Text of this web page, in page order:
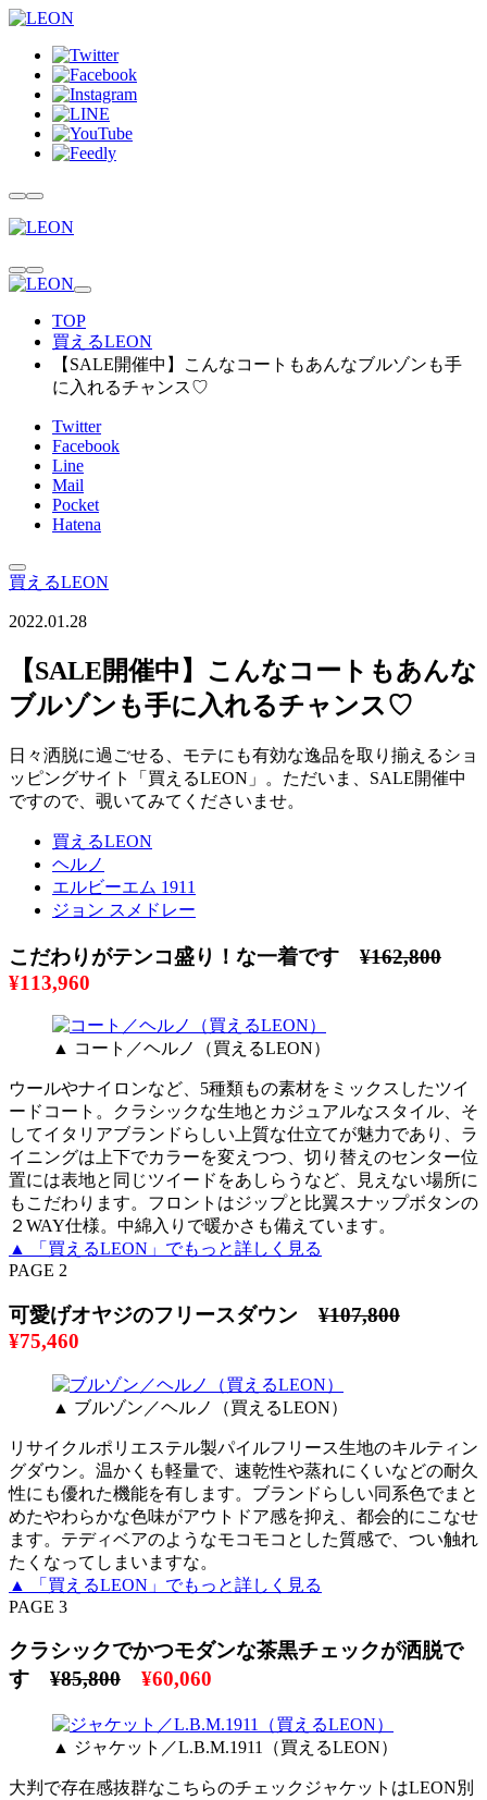
TOP
買えるLEON
【SALE開催中】こんなコートもあんなブルゾンも手
に入れるチャンス♡
Twitter
Facebook
Line
Mail
Pocket
Hatena
買えるLEON
2022.01.28
【SALE開催中】こんなコートもあんな
ブルゾンも手に入れるチャンス♡
日々洒脱に過ごせる、モテにも有効な逸品を取り揃えるショ
ッピングサイト「買えるLEON」。ただいま、SALE開催中
ですので、覗いてみてくださいませ。
買えるLEON
ヘルノ
エルビーエム 1911
ジョン スメドレー
こだわりがテンコ盛り！な一着です ¥162,800
¥113,960
▲ コート／ヘルノ（買えるLEON）
ウールやナイロンなど、5種類もの素材をミックスしたツイ
ードコート。クラシックな生地とカジュアルなスタイル、そ
してイタリアブランドらしい上質な仕立てが魅力であり、ラ
イニングは上下でカラーを変えつつ、切り替えのセンター位
置には表地と同じツイードをあしらうなど、見えない場所に
もこだわります。フロントはジップと比翼スナップボタンの
２WAY仕様。中綿入りで暖かさも備えています。
▲ 「買えるLEON」でもっと詳しく見る
PAGE 2
可愛げオヤジのフリースダウン ¥107,800
¥75,460
▲ ブルゾン／ヘルノ（買えるLEON）
リサイクルポリエステル製パイルフリース生地のキルティン
グダウン。温かくも軽量で、速乾性や蒸れにくいなどの耐久
性にも優れた機能を有します。ブランドらしい同系色でまと
めたやわらかな色味がアウトドア感を抑え、都会的にこなせ
ます。テディベアのようなモコモコとした質感で、つい触れ
たくなってしまいますな。
▲ 「買えるLEON」でもっと詳しく見る
PAGE 3
クラシックでかつモダンな茶黒チェックが洒脱で
す ¥85,800 ¥60,060
▲ ジャケット／L.B.M.1911（買えるLEON）
大判で存在感抜群なこちらのチェックジャケットはLEON別